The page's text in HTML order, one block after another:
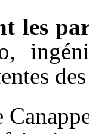
les